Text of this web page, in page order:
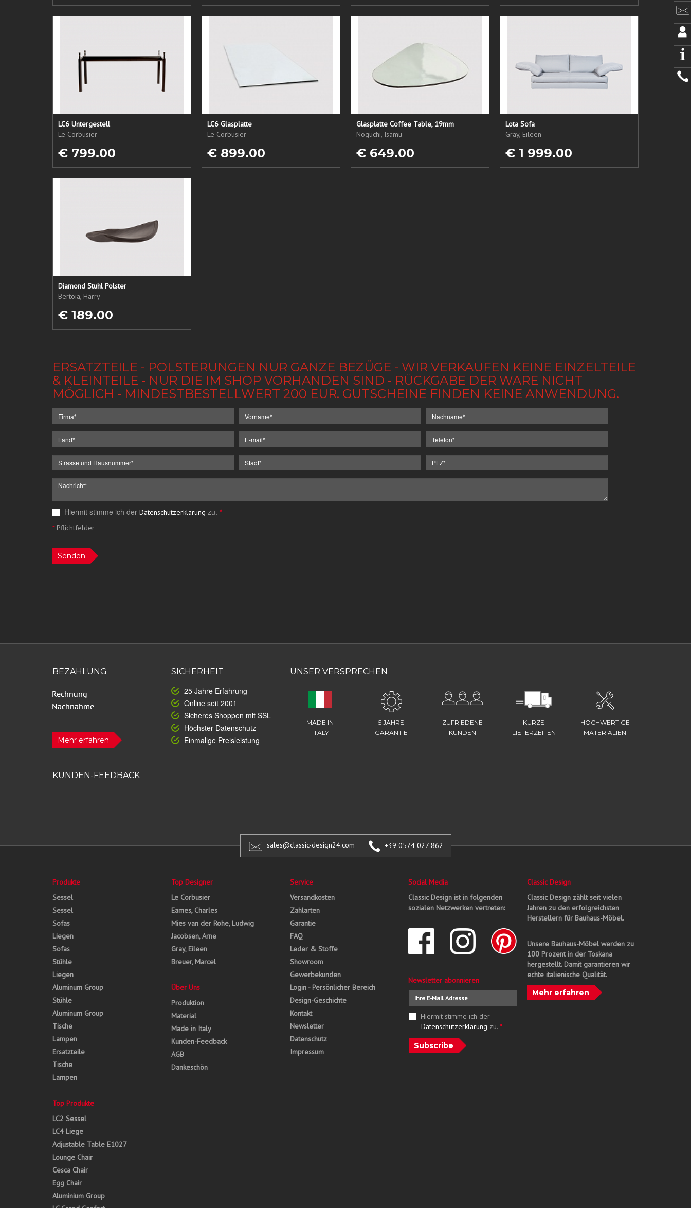
LC6 Untergestell
Le Corbusier
€ 799.00
LC6 Glasplatte
Le Corbusier
€ 899.00
Glasplatte Coffee Table, 19mm
Noguchi, Isamu
€ 649.00
Lota Sofa
Gray, Eileen
€ 1 999.00
Diamond Stuhl Polster
Bertoia, Harry
€ 189.00
ERSATZTEILE - POLSTERUNGEN NUR GANZE BEZÜGE - WIR VERKAUFEN KEINE EINZELTEILE
& KLEINTEILE - NUR DIE IM SHOP VORHANDEN SIND - RÜCKGABE DER WARE NICHT
MÖGLICH - MINDESTBESTELLWERT 200 EUR. GUTSCHEINE FINDEN KEINE ANWENDUNG.
Hiermit stimme ich der Datenschutzerklärung zu. *
*Pflichtfelder
Senden
BEZAHLUNG
Mehr erfahren
SICHERHEIT
25 Jahre Erfahrung
Online seit 2001
Sicheres Shoppen mit SSL
Höchster Datenschutz
Einmalige Preisleistung
UNSER VERSPRECHEN
MADE IN
ITALY
5 JAHRE
GARANTIE
ZUFRIEDENE
KUNDEN
KURZE
LIEFERZEITEN
HOCHWERTIGE
MATERIALIEN
KUNDEN-FEEDBACK
sales@classic-design24.com +39 0574 027 862
Produkte
Sessel
Sessel
Sofas
Liegen
Sofas
Stühle
Liegen
Aluminum Group
Stühle
Aluminum Group
Tische
Lampen
Ersatzteile
Tische
Lampen
Top Produkte
LC2 Sessel
LC4 Liege
Adjustable Table E1027
Lounge Chair
Cesca Chair
Egg Chair
Aluminium Group
Top Designer
Le Corbusier
Eames, Charles
Mies van der Rohe, Ludwig
Jacobsen, Arne
Gray, Eileen
Breuer, Marcel
Über Uns
Produktion
Material
Made in Italy
Kunden-Feedback
AGB
Dankeschön
Service
Versandkosten
Zahlarten
Garantie
FAQ
Leder & Stoffe
Showroom
Gewerbekunden
Login - Persönlicher Bereich
Design-Geschichte
Kontakt
Newsletter
Datenschutz
Impressum
Social Media
Classic Design ist in folgenden
sozialen Netzwerken vertreten:
Newsletter abonnieren
Hiermit stimme ich der
Datenschutzerklärung zu. *
Subscribe
Classic Design
Classic Design zählt seit vielen
Jahren zu den erfolgreichsten
Herstellern für Bauhaus-Möbel.
Unsere Bauhaus-Möbel werden zu
100 Prozent in der Toskana
hergestellt. Damit garantieren wir
echte italienische Qualität.
Mehr erfahren